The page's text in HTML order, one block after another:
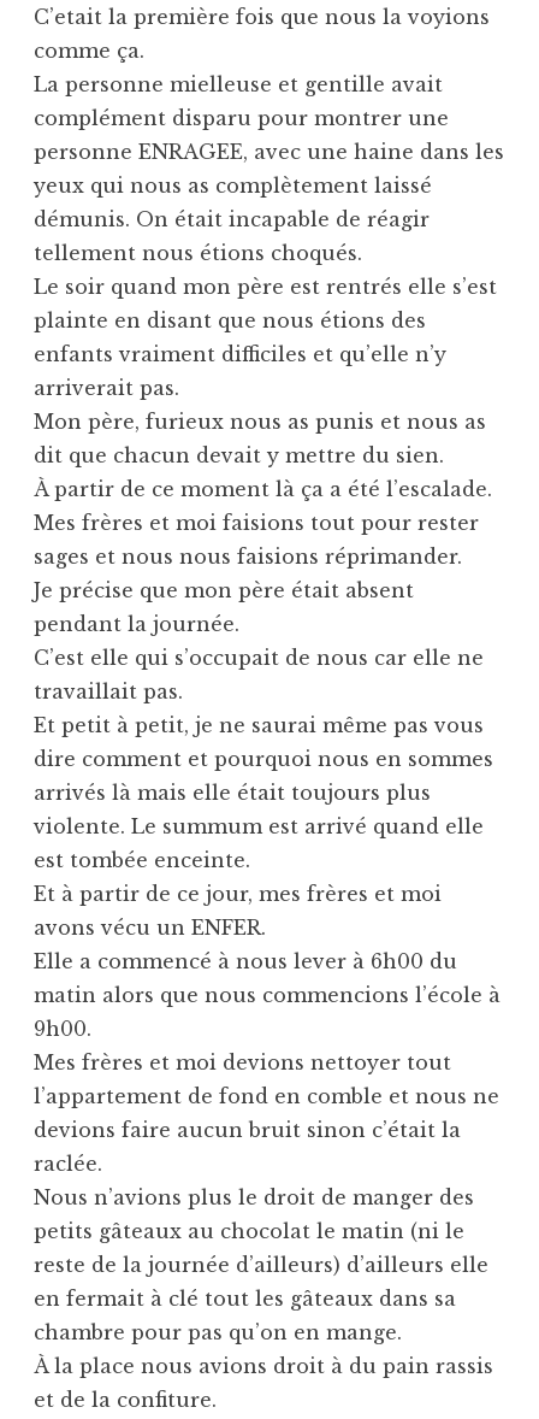
C’etait la première fois que nous la voyions
comme ça.
La personne mielleuse et gentille avait
complément disparu pour montrer une
personne ENRAGEE, avec une haine dans les
yeux qui nous as complètement laissé
démunis. On était incapable de réagir
tellement nous étions choqués.
Le soir quand mon père est rentrés elle s’est
plainte en disant que nous étions des
enfants vraiment difficiles et qu’elle n’y
arriverait pas.
Mon père, furieux nous as punis et nous as
dit que chacun devait y mettre du sien.
À partir de ce moment là ça a été l’escalade.
Mes frères et moi faisions tout pour rester
sages et nous nous faisions réprimander.
Je précise que mon père était absent
pendant la journée.
C’est elle qui s’occupait de nous car elle ne
travaillait pas.
Et petit à petit, je ne saurai même pas vous
dire comment et pourquoi nous en sommes
arrivés là mais elle était toujours plus
violente. Le summum est arrivé quand elle
est tombée enceinte.
Et à partir de ce jour, mes frères et moi
avons vécu un ENFER.
Elle a commencé à nous lever à 6h00 du
matin alors que nous commencions l’école à
9h00.
Mes frères et moi devions nettoyer tout
l’appartement de fond en comble et nous ne
devions faire aucun bruit sinon c’était la
raclée.
Nous n’avions plus le droit de manger des
petits gâteaux au chocolat le matin (ni le
reste de la journée d’ailleurs) d’ailleurs elle
en fermait à clé tout les gâteaux dans sa
chambre pour pas qu’on en mange.
À la place nous avions droit à du pain rassis
et de la confiture.